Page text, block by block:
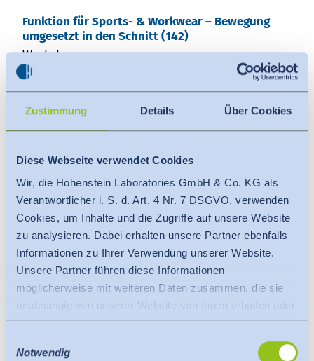
Zustimmung Details Über Cookies
Diese Webseite verwendet Cookies
Wir, die Hohenstein Laboratories GmbH & Co. KG als
Verantwortlicher i. S. d. Art. 4 Nr. 7 DSGVO, verwenden
Cookies, um Inhalte und die Zugriffe auf unsere Website
zu analysieren. Dabei erhalten unsere Partner ebenfalls
Informationen zu Ihrer Verwendung unserer Website.
Unsere Partner führen diese Informationen
möglicherweise mit weiteren Daten zusammen, die sie
unabhängig von unserer Website von Ihnen erhalten oder
gesammelt haben.
Es findet eine Datenübermittlung an ein Drittland oder
eine internationale Organisation statt. Berücksichtigt
Notwendig
Funktion für Sports- & Workwear – Bewegung
umgesetzt in den Schnitt (142)
Workshop
Bla­zer & Man­tel – Pass­form- und Ver­ar­bei­tungs­
(143)
Online-Workshop
Mehr
Kollektionsentwicklung und Passformsicherung
im Vollkauf (144)
Workshop